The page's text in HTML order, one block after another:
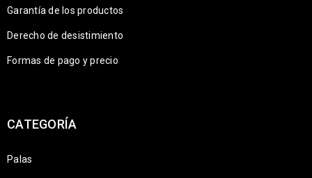
Garantía de los productos
Derecho de desistimiento
Formas de pago y precio
CATEGORÍA
Palas